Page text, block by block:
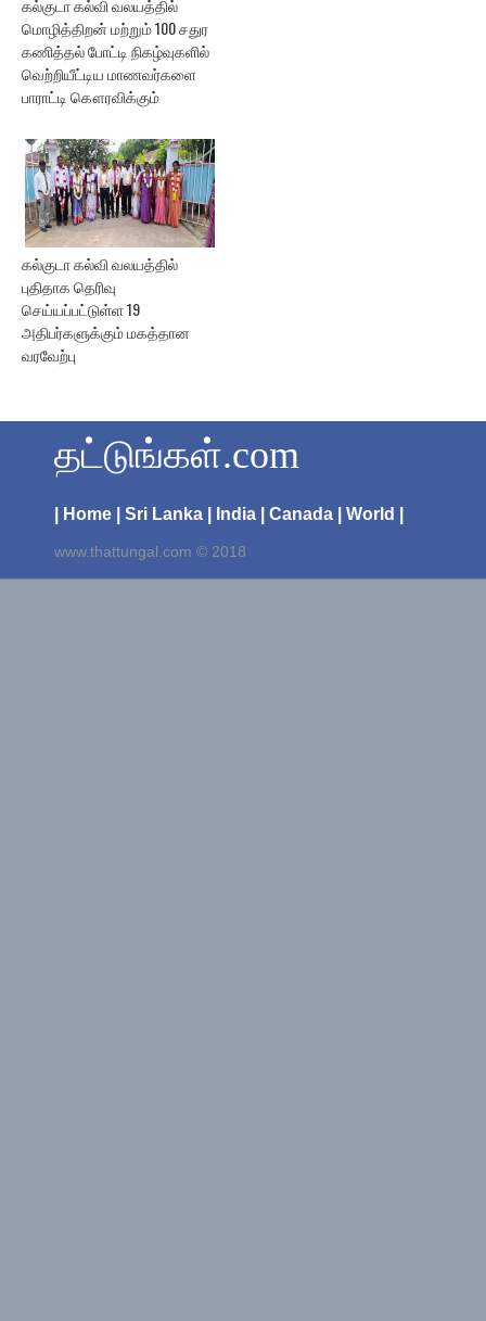
கல்குடா கல்வி வலயத்தில்
மொழித்திறன் மற்றும் 100 சதுர
கணித்தல் போட்டி நிகழ்வுகளில்
வெற்றியீட்டிய மாணவர்களை
பாராட்டி கௌரவிக்கும்
கல்குடா கல்வி வலயத்தில்
புதிதாக தெரிவு
செய்யப்பட்டுள்ள 19
அதிபர்களுக்கும் மகத்தான
வரவேற்பு
தட்டுங்கள்.com
| Home | Sri Lanka | India | Canada | World |
www.thattungal.com © 2018